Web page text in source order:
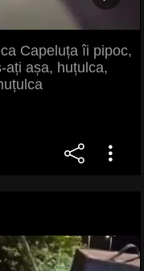
Capeluța îi pipoc,
ați așa, huțulca,